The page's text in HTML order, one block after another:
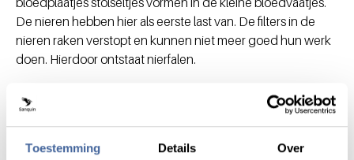
Toestemming Details Over
De nieren hebben hier als eerste last van. De filters in de
nieren raken verstopt en kunnen niet meer goed hun werk
doen. Hierdoor ontstaat nierfalen.
HUS bij volwassenen
HUS komt sporadisch ook voor bij volwassenen. In 2011
was er in Europa een uitbraak. Deze begon in Duitsland.